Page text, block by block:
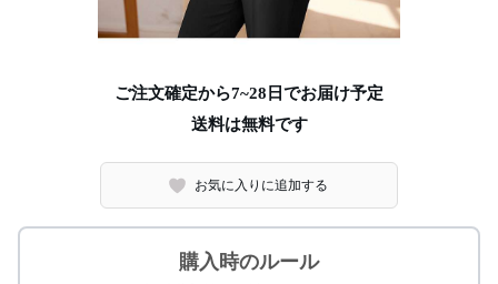
ご注文確定から7~28日でお届け予定
送料は無料です
お気に入りに追加する
購入時のルール